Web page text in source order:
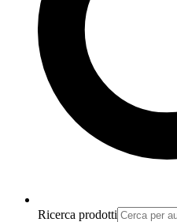
Ricerca prodotti